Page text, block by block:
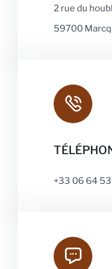
2 rue du
59700
+33 06 64